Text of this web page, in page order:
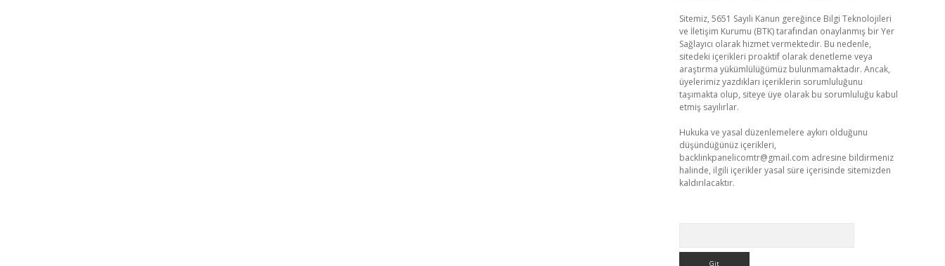
Sitemiz, 5651 Sayılı Kanun gereğince Bilgi Teknolojileri
ve İletişim Kurumu (BTK) tarafından onaylanmış bir Yer
Sağlayıcı olarak hizmet vermektedir. Bu nedenle,
sitedeki içerikleri proaktif olarak denetleme veya
araştırma yükümlülüğümüz bulunmamaktadır. Ancak,
üyelerimiz yazdıkları içeriklerin sorumluluğunu
taşımakta olup, siteye üye olarak bu sorumluluğu kabul
etmiş sayılırlar.
Hukuka ve yasal düzenlemelere aykırı olduğunu
düşündüğünüz içerikleri,
backlinkpanelicomtr@gmail.com adresine bildirmeniz
halinde, ilgili içerikler yasal süre içerisinde sitemizden
kaldırılacaktır.